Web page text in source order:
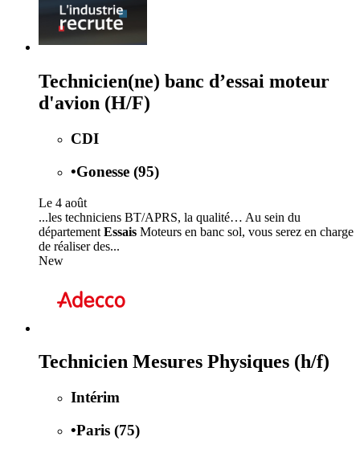
Technicien(ne) banc d’essai moteur
d'avion (H/F)
CDI
•Gonesse (95)
Le 4 août
...les techniciens BT/APRS, la qualité… Au sein du
département Essais Moteurs en banc sol, vous serez en charge
de réaliser des...
New
Technicien Mesures Physiques (h/f)
Intérim
•Paris (75)